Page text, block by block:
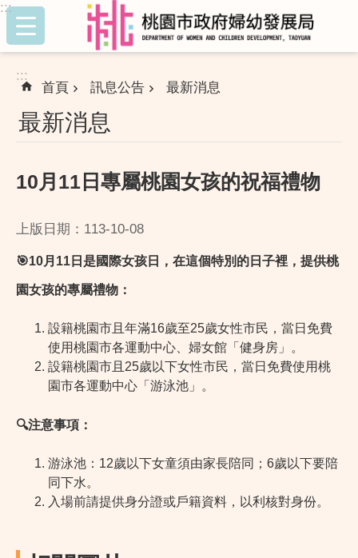
跳到主要內容區塊
:::
:::
首頁 訊息公告 最新消息
最新消息
10月11日專屬桃園女孩的祝福禮物
上版日期：113-10-08
🎯10月11日是國際女孩日，在這個特別的日子裡，提供桃
園女孩的專屬禮物：
設籍桃園市且年滿16歲至25歲女性市民，當日免費
使用桃園市各運動中心、婦女館「健身房」。
設籍桃園市且25歲以下女性市民，當日免費使用桃
園市各運動中心「游泳池」。
🔍注意事項：
游泳池：12歲以下女童須由家長陪同；6歲以下要陪
同下水。
入場前請提供身分證或戶籍資料，以利核對身份。